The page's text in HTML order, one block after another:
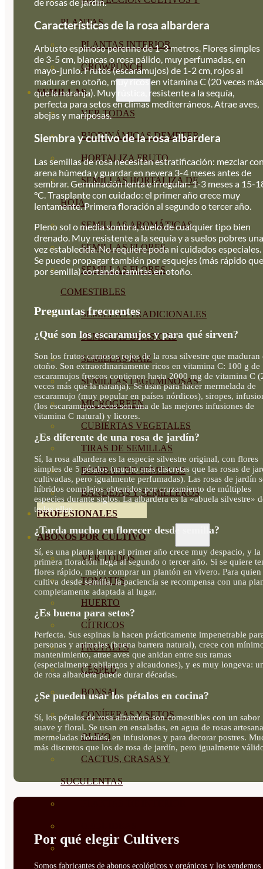
PLANTAS
PLANTAS INTERIOR
GROWPUNCH
SEMILLAS
VER TODAS
BIODINÁMICAS DEMETER
HORTALIZA FRUTO
SEMILLAS HORTALIZA DE
HOJA
SEMILLAS AROMÁTICAS
SEMILLAS FLORES
SEMILLAS FLORES
COMESTIBLES
SEMILLAS TRADICIONALES
SEMILLAS BRASICAS
SEMILLAS RAÍZ
SEMILLAS LEGUMINOSAS
MICROGREEN
CUBIERTAS VEGETALES
TIRAS DE SEMILLAS
BOMBAS DE SEMILLAS
BANDEJAS Y SEMILLEROS
PROFESIONALES
ABONOS POR CULTIVO
VER TODOS
TOMATES
HUERTO
CÍTRICOS
FRUTALES
CÉSPED
BONSAI
CONÍFERAS Y SETOS
OLIVO
CACTUS, CRASAS Y
SUCULENTAS
ORNAMENTALES
Características de la rosa albardera
Arbusto espinoso perenne de 1-3 metros. Flores simples
de 3-5 cm, blancas o rosa pálido, muy perfumadas, en
mayo-junio. Frutos (escaramujos) de 1-2 cm, rojos al
madurar en otoño, muy ricos en vitamina C (20 veces más
que la naranja). Muy rústica, resistente a la sequía,
perfecta para setos en climas mediterráneos. Atrae aves,
abejas y mariposas.
Siembra y cultivo de la rosa albardera
Las semillas de rosa necesitan estratificación: mezclar
arena húmeda y guardar en nevera 3-4 meses antes de
sembrar. Germinación lenta e irregular: 1-3 meses a 15-
°C. Trasplante con cuidado: el primer año crece muy
lentamente. Primera floración al segundo o tercer año.
Pleno sol o media sombra, suelo de cualquier tipo bien
drenado. Muy resistente a la sequía y a suelos pobres una
vez establecida. No requiere poda ni cuidados especiales.
Se puede propagar también por esquejes (más rápido que
por semilla) cortando ramitas en otoño.
Preguntas frecuentes
¿Qué son los escaramujos y para qué sirven?
Son los frutos carnosos rojos de la rosa silvestre que maduran
otoño. Son extraordinariamente ricos en vitamina C: 100 g de
escaramujos frescos contienen hasta 2000 mg de vitamina C
veces más que la naranja). Se usan para hacer mermelada de
escaramujo (muy popular en países nórdicos), siropes,
(los escaramujos secos son una de las mejores infusiones de
vitamina C natural) y licores.
¿Es diferente de una rosa de jardín?
Sí, la rosa albardera es la especie silvestre original, con flores
simples de 5 pétalos (mucho más discretas que las rosas de
cultivadas, pero igualmente perfumadas). Las rosas de jardín
híbridos complejos obtenidos por cruzamiento de múltiples
especies durante siglos. La albardera es la «abuela silvestre»
todas ellas.
¿Tarda mucho en florecer desde semilla?
Sí, es una planta lenta: el primer año crece muy despacio, y la
primera floración llega al segundo o tercer año. Si se quiere
flores rápido, mejor comprar un plantón en vivero. Para quien
cultiva desde semilla, la paciencia se recompensa con una
completamente adaptada al lugar.
¿Es buena para setos?
Perfecta. Sus espinas la hacen prácticamente impenetrable
personas y animales (buena barrera natural), crece con
mantenimiento, atrae aves que anidan entre sus ramas
(especialmente rabilargos y alcaudones), y es muy longeva:
de rosa albardera puede durar décadas.
¿Se pueden usar los pétalos en cocina?
Sí, los pétalos de rosa albardera son comestibles con un sabor
suave y floral. Se usan en ensaladas, en agua de rosas
mermeladas florales, en infusiones y para decorar postres.
más discretos que los de rosa de jardín, pero igualmente
Por qué elegir Cultivers
Somos fabricantes de abonos ecológicos y orgánicos y los vendemos